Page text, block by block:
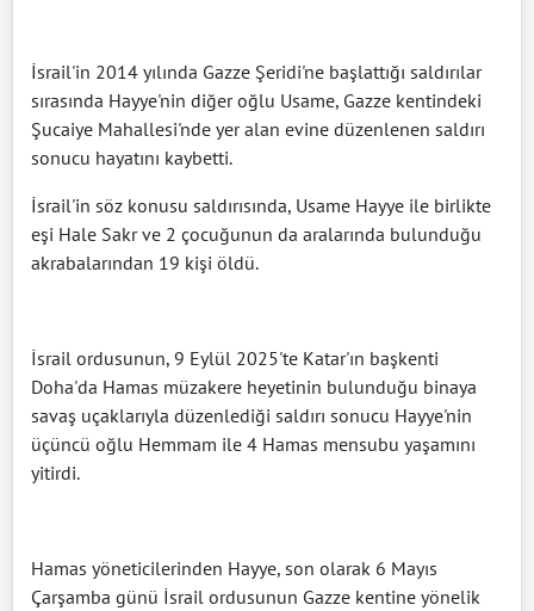
İsrail'in 2014 yılında Gazze Şeridi'ne başlattığı saldırılar
sırasında Hayye'nin diğer oğlu Usame, Gazze kentindeki
Şucaiye Mahallesi'nde yer alan evine düzenlenen saldırı
sonucu hayatını kaybetti.
İsrail'in söz konusu saldırısında, Usame Hayye ile birlikte
eşi Hale Sakr ve 2 çocuğunun da aralarında bulunduğu
akrabalarından 19 kişi öldü.
İsrail ordusunun, 9 Eylül 2025'te Katar'ın başkenti
Doha'da Hamas müzakere heyetinin bulunduğu binaya
savaş uçaklarıyla düzenlediği saldırı sonucu Hayye'nin
üçüncü oğlu Hemmam ile 4 Hamas mensubu yaşamını
yitirdi.
Hamas yöneticilerinden Hayye, son olarak 6 Mayıs
Çarşamba günü İsrail ordusunun Gazze kentine yönelik